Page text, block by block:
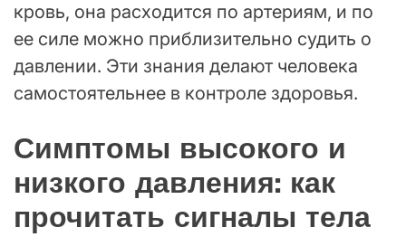
кровь, она расходится по артериям, и по
ее силе можно приблизительно судить о
давлении. Эти знания делают человека
самостоятельнее в контроле здоровья.
Симптомы высокого и
низкого давления: как
прочитать сигналы тела